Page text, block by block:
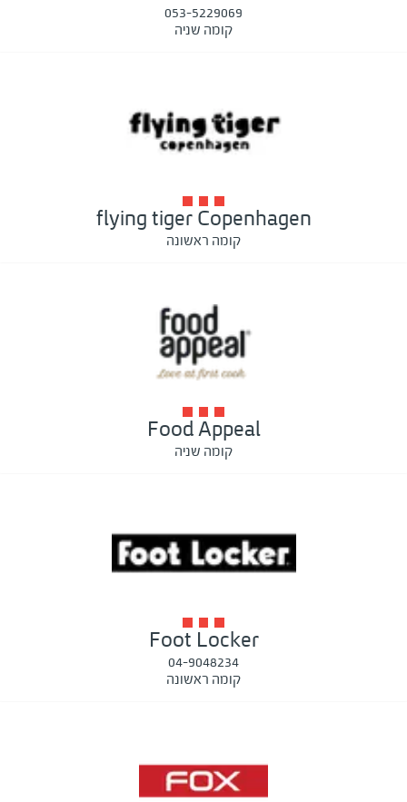
053-5229069
קומה שניה
flying tiger Copenhagen
קומה ראשונה
Food Appeal
קומה שניה
Foot Locker
04-9048234
קומה ראשונה